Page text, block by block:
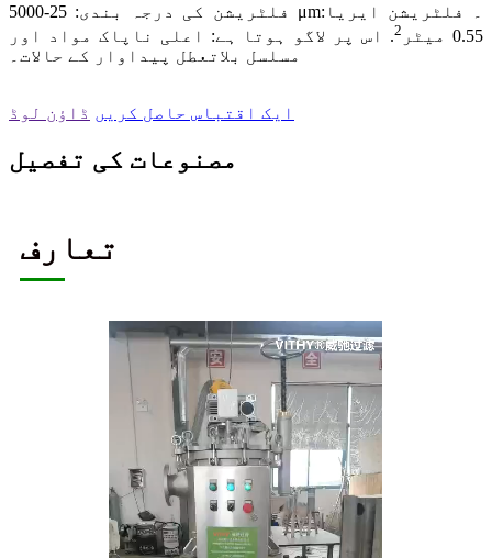
فلٹریشن کی درجہ بندی: 25-5000 μm۔ فلٹریشن ایریا:
0.55 میٹر
2. اس پر لاگو ہوتا ہے: اعلی ناپاک مواد اور
مسلسل بلاتعطل پیداوار کے حالات۔
ایک اقتباس حاصل کریں ڈاؤن لوڈ
مصنوعات کی تفصیل
تعارف